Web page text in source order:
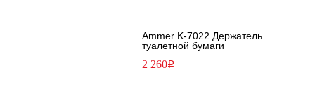
Ammer K-7022 Держатель
туалетной бумаги
2 260Р